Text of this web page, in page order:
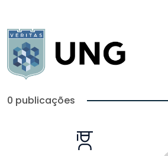
0 publicações